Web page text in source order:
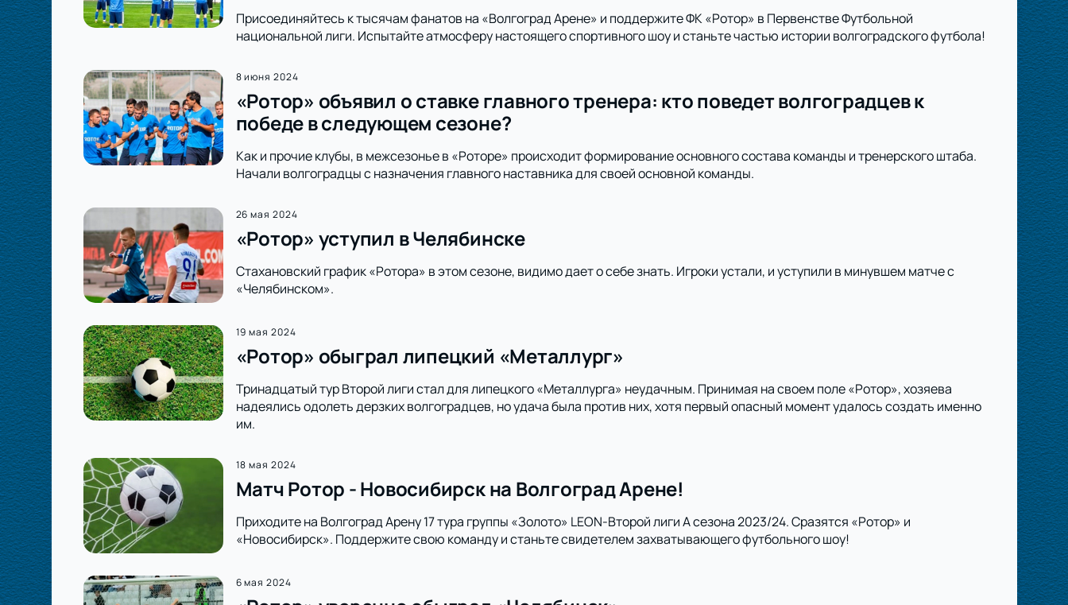
Присоединяйтесь к тысячам фанатов на «Волгоград Арене» и поддержите ФК «Ротор» в Первенстве Футбольной
национальной лиги. Испытайте атмосферу настоящего спортивного шоу и станьте частью истории волгоградского футбола!
8 июня 2024
«Ротор» объявил о ставке главного тренера: кто поведет волгоградцев к
победе в следующем сезоне?
Как и прочие клубы, в межсезонье в «Роторе» происходит формирование основного состава команды и тренерского штаба.
Начали волгоградцы с назначения главного наставника для своей основной команды.
26 мая 2024
«Ротор» уступил в Челябинске
Стахановский график «Ротора» в этом сезоне, видимо дает о себе знать. Игроки устали, и уступили в минувшем матче с
«Челябинском».
19 мая 2024
«Ротор» обыграл липецкий «Металлург»
Тринадцатый тур Второй лиги стал для липецкого «Металлурга» неудачным. Принимая на своем поле «Ротор», хозяева
надеялись одолеть дерзких волгоградцев, но удача была против них, хотя первый опасный момент удалось создать именно
им.
18 мая 2024
Матч Ротор - Новосибирск на Волгоград Арене!
Приходите на Волгоград Арену 17 тура группы «Золото» LEON-Второй лиги А сезона 2023/24. Сразятся «Ротор» и
«Новосибирск». Поддержите свою команду и станьте свидетелем захватывающего футбольного шоу!
6 мая 2024